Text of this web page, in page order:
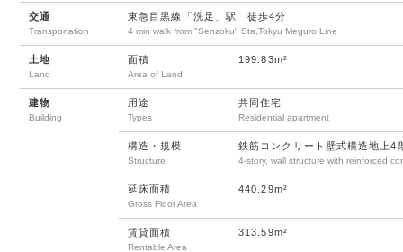
交通
Transportation
東急目黒線「洗足」駅 徒歩4分
4 min walk from "Senzoku" Sta,Tokyu Meguro Line
土地
Land
面積
Area of Land
199.83m²
建物
Building
用途
Types
共同住宅
Residential apartment
構造・規模
Structure
鉄筋コンクリート壁式構造地上4
4-story, wall structure with reinforced
延床面積
Gross Floor Area
440.29m²
賃貸面積
Rentable Area
313.59m²